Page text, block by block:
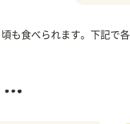
も食べられます。下記で